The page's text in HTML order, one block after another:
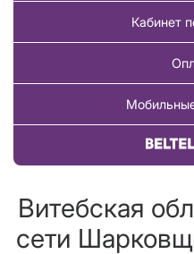
Кабинет
Витебская
сети